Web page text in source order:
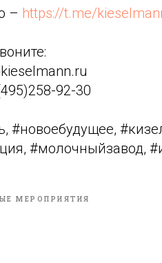
– https://t.me/
92-30
#новоебудущее,
#молочныйзавод,
МЕРОПРИЯТИЯ